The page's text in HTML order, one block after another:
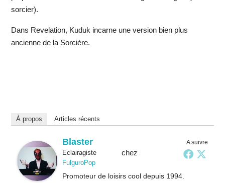
sorcier).
Dans Revelation, Kuduk incarne une version bien plus
ancienne de la Sorcière.
À propos Articles récents
A suivre
Blaster
Eclairagistechez
FulguroPop
Promoteur de loisirs cool depuis 1994.